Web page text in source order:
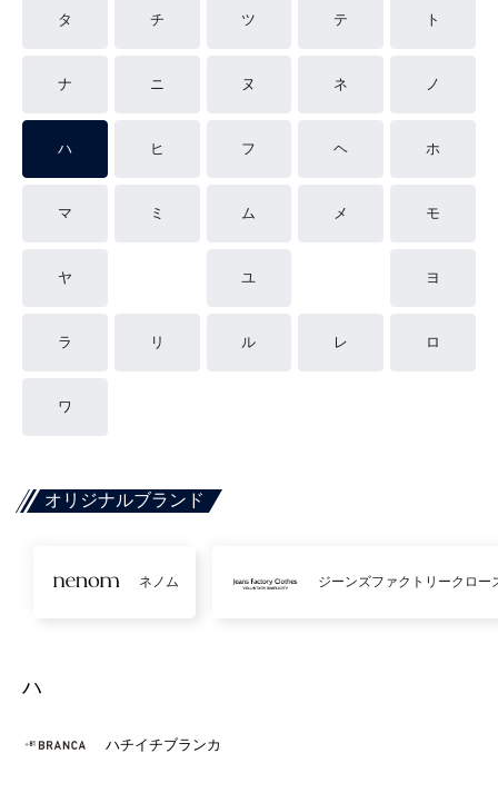
タ チ ツ テ ト
ナ ニ ヌ ネ ノ
ハ ヒ フ ヘ ホ
マ ミ ム メ モ
ヤ ユ ヨ
ラ リ ル レ ロ
ワ
オリジナルブランド
ネノム ジーンズファクトリークロー
ハ
ハチイチブランカ